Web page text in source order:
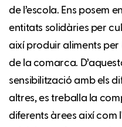
de l’escola. Ens posem
entitats solidàries per
així produir aliments per
de la comarca.
sensibilització amb els
altres, es treballa la
diferents àrees així com